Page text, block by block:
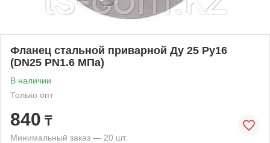
Фланец стальной приварной Ду 25 Ру16
(DN25 PN1.6 МПа)
В наличии
Только опт
840 ₸
Минимальный заказ — 20 шт.